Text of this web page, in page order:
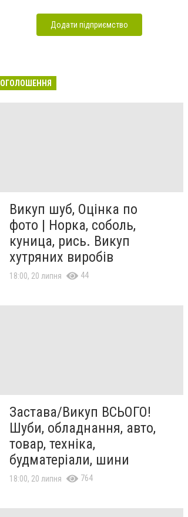
Додати підприємство
ОГОЛОШЕННЯ
Викуп шуб, Оцінка по
фото | Норка, соболь,
куница, рись. Викуп
хутряних виробів
18:00, 20 липня 44
Застава/Викуп ВСЬОГО!
Шуби, обладнання, авто,
товар, техніка,
будматеріали, шини
18:00, 20 липня 764